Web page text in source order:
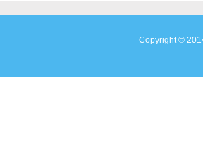
Copyright ©